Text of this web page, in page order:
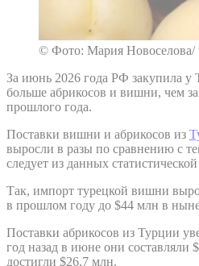
© Фото: Мария Новоселова/
За июнь 2026 года РФ закупила у
больше абрикосов и вишни, чем
прошлого года.
Поставки вишни и абрикосов из
выросли в разы по сравнению с
следует из данных
Так, импорт турецкой вишни
в прошлом году до $44 млн в
Поставки абрикосов из Турции
год назад в июне они составляли
достигли $26,7 млн.